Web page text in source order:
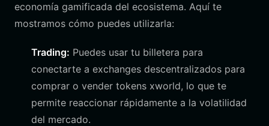
economía gamificada del ecosistema. Aquí te
mostramos cómo puedes utilizarla:
Trading: Puedes usar tu billetera para
conectarte a exchanges descentralizados para
comprar o vender tokens xworld, lo que te
permite reaccionar rápidamente a la volatilidad
del mercado.